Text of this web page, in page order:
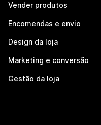
Vender produtos
Encomendas e envio
Design da loja
Marketing e conversão
Gestão da loja